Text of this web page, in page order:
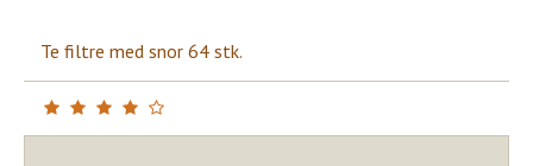
Te filtre med snor 64 stk.